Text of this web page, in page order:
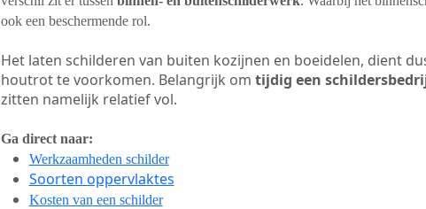
ook een beschermende rol.
Het laten schilderen van buiten kozijnen en boeidelen, dient
houtrot te voorkomen. Belangrijk om tijdig een
zitten namelijk relatief vol.
Ga direct naar:
Werkzaamheden schilder
Soorten oppervlaktes
Kosten van een schilder